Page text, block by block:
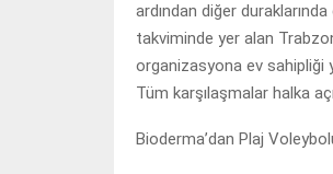
ardından diğer
takviminde yer alan
organizasyona ev sahipliği
Tüm karşılaşmalar halka
Bioderma’dan Plaj